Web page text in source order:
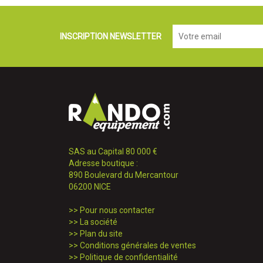
INSCRIPTION NEWSLETTER
SAS au Capital 80 000 €
Adresse boutique :
890 Boulevard du Mercantour
06200 NICE
>> Pour nous contacter
>>
La société
>> Plan du site
>> Conditions générales de ventes
>> Politique de confidentialité